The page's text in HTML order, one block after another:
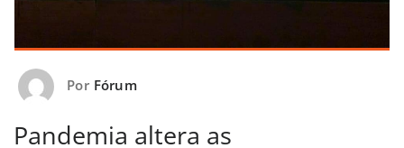
Por Fórum
Pandemia altera as